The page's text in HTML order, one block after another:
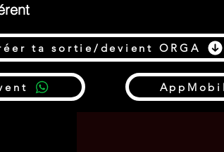
ta sortie/devient ORGA